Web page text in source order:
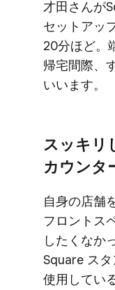
才田さんが​
セットアッ
20分ほど。​
帰宅間際、​
いいます。
スッキリ
カウンタ
自身の​店舗
フロントス
したくなか
Square ス
使用してい